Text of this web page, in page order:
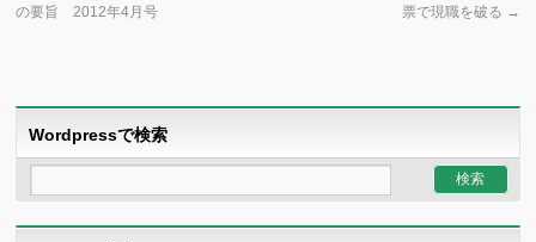
の要旨 2012年4月号
票で現職を破る →
Wordpressで検索